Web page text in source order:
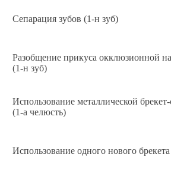
Сепарация зубов (1-н зуб)
Разобщение прикуса окклюзионной
(1-н зуб)
Использование металлической
(1-а челюсть)
Использование одного нового